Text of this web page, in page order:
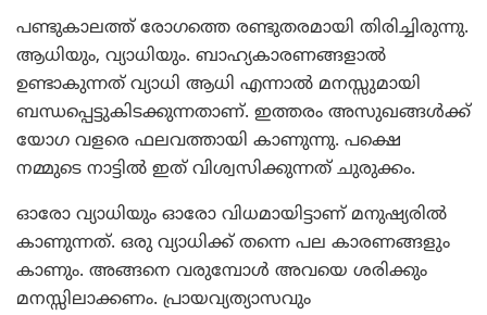
പണ്ടുകാലത്ത് രോഗത്തെ രണ്ടുതരമായി തിരിച്ചിരുന്നു.
ആധിയും, വ്യാധിയും. ബാഹ്യകാരണങ്ങളാല്‍
ഉണ്ടാകുന്നത് വ്യാധി ആധി എന്നാല്‍ മനസ്സുമായി
ബന്ധപ്പെട്ടുകിടക്കുന്നതാണ്. ഇത്തരം അസുഖങ്ങള്‍ക്ക്
യോഗ വളരെ ഫലവത്തായി കാണുന്നു. പക്ഷെ
നമ്മുടെ നാട്ടില്‍ ഇത് വിശ്വസിക്കുന്നത് ചുരുക്കം.
ഓരോ വ്യാധിയും ഓരോ വിധമായിട്ടാണ് മനുഷ്യരില്‍
കാണുന്നത്. ഒരു വ്യാധിക്ക് തന്നെ പല കാരണങ്ങളും
കാണും. അങ്ങനെ വരുമ്പോള്‍ അവയെ ശരിക്കും
മനസ്സിലാക്കണം. പ്രായവ്യത്യാസവും